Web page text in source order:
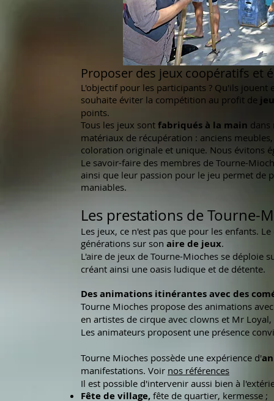
Proposer des jeux coopératifs et
L'objectif pour les participants ? Qu'ils
souhaite éviter la compétition au profit de
points.
Tous les jeux sont fabriqués à la main dans
matériaux de récupération : anciens
coloration originale et unique. Nous évitons
Le savoir-faire des membres de Tourne-
ainsi que leur passion pour le jeu permet de
maniables.
Les prestations de Tourne-
Les jeux, ce n'est pas que pour les enfants.
générations sur son aire de jeux.
L'aire de jeux de Tourne-Mioches se déploie
créant ainsi une oasis ludique et de détente.
Des animations itinérantes avec des
Tourne Mioches propose des animations
en artistes de cirque avec clowns et Mr
Les animateurs proposent une présence
Tourne Mioches possède une expérience d'
manifestations. Voir nos références
Il est possible d'intervenir aussi bien à
Fête de village, fête de quartier, kermesse ;